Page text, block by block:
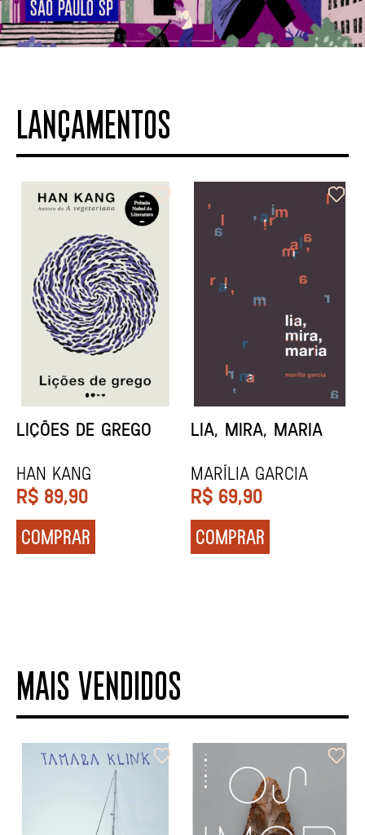
LANÇAMENTOS
MINHA MÃE E A
Marina Tvetáieva
R$ 49,90
COMPRAR
TODA CAIXA-PRETA
Jeovanna Vieira
R$ 89,90
COMPRAR
MAIS VENDIDOS